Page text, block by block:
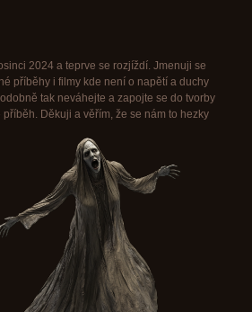
2024 a teprve se rozjíždí. Jmenuji se
příběhy i filmy kde není o napětí a duchy
tak neváhejte a zapojte se do tvorby
Děkuji a věřím, že se nám to hezky